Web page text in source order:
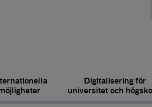
Digitalisering för
universitet och